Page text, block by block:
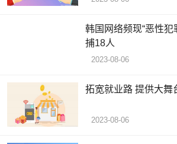
韩国网络频现“恶性
捕18人
2023-08-06
拓宽就业路 提供大舞
2023-08-06